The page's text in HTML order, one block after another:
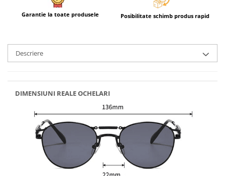
Garantie la toate produsele Posibilitate schimb produs rapid
Descriere
DIMENSIUNI REALE OCHELARI